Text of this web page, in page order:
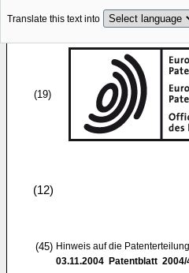
Translate this text into
(19)
(12)
(45) Hinweis auf die
03.11.2004 Patentblatt 2004/